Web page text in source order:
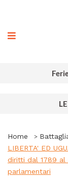
Home
LIBERTA' ED
diritti dal 1789 al
parlamentari